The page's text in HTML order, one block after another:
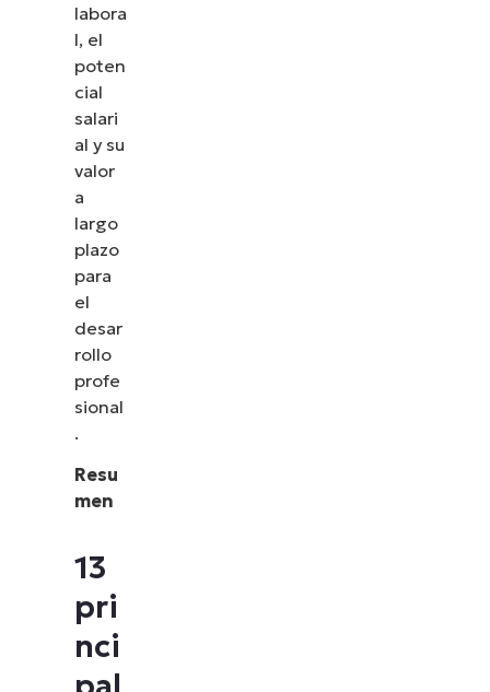
labora
l, el
poten
cial
salari
al y su
valor
a
largo
plazo
para
el
desar
rollo
profe
sional
.
Resu
men
13
pri
nci